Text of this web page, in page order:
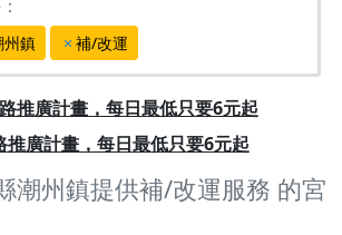
州鎮 補/改運
推廣計畫，每日最低只要6元起
潮州鎮提供補/改運服務 的宮